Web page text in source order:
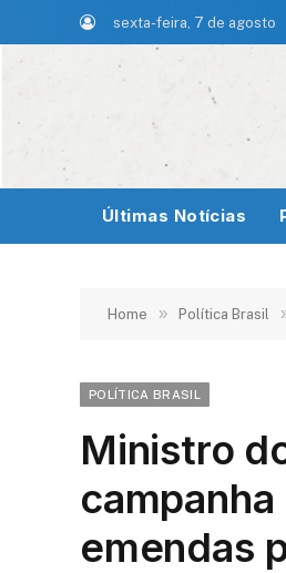
sexta-feira, 7 de agosto
Últimas Notícias
Home » Política Brasil
POLÍTICA BRASIL
Ministro
emendas